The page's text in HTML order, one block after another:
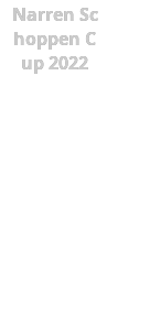
Narren Sc
hoppen C
up 2022